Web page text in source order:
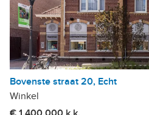
Bovenste straat 20, Echt
Winkel